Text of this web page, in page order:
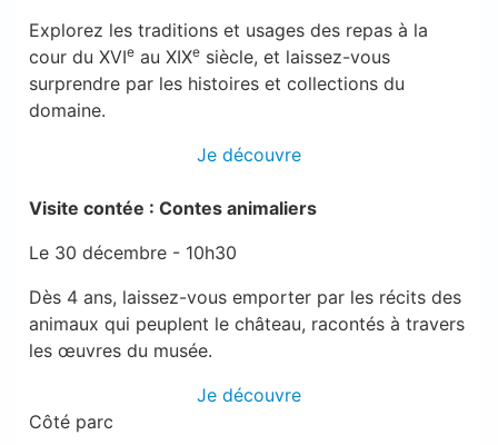
Explorez les traditions et usages des repas à la
cour du XVIe au XIXe siècle, et laissez-vous
surprendre par les histoires et collections du
domaine.
Je découvre
Visite contée : Contes animaliers
Le 30 décembre - 10h30
Dès 4 ans, laissez-vous emporter par les récits des
animaux qui peuplent le château, racontés à travers
les œuvres du musée.
Je découvre
Côté parc